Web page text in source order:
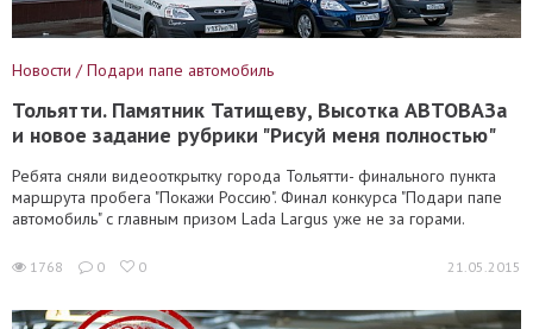
Новости / Подари папе автомобиль
Тольятти. Памятник Татищеву, Высотка АВТОВАЗа
и новое задание рубрики "Рисуй меня полностью"
Ребята сняли видеооткрытку города Тольятти- финального пункта
маршрута пробега "Покажи Россию". Финал конкурса "Подари папе
автомобиль" с главным призом Lada Largus уже не за горами.
1768 0 0 21.05.2015